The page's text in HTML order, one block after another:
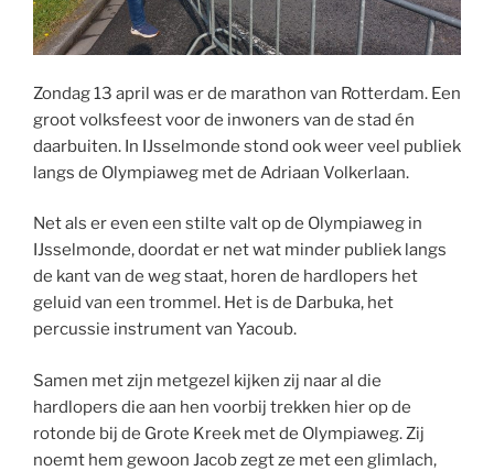
Zondag 13 april was er de marathon van Rotterdam. Een
groot volksfeest voor de inwoners van de stad én
daarbuiten. In IJsselmonde stond ook weer veel publiek
langs de Olympiaweg met de Adriaan Volkerlaan.
Net als er even een stilte valt op de Olympiaweg in
IJsselmonde, doordat er net wat minder publiek langs
de kant van de weg staat, horen de hardlopers het
geluid van een trommel. Het is de Darbuka, het
percussie instrument van Yacoub.
Samen met zijn metgezel kijken zij naar al die
hardlopers die aan hen voorbij trekken hier op de
rotonde bij de Grote Kreek met de Olympiaweg. Zij
noemt hem gewoon Jacob zegt ze met een glimlach,